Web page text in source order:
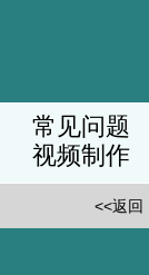
常见问题
视频制作
<<返回